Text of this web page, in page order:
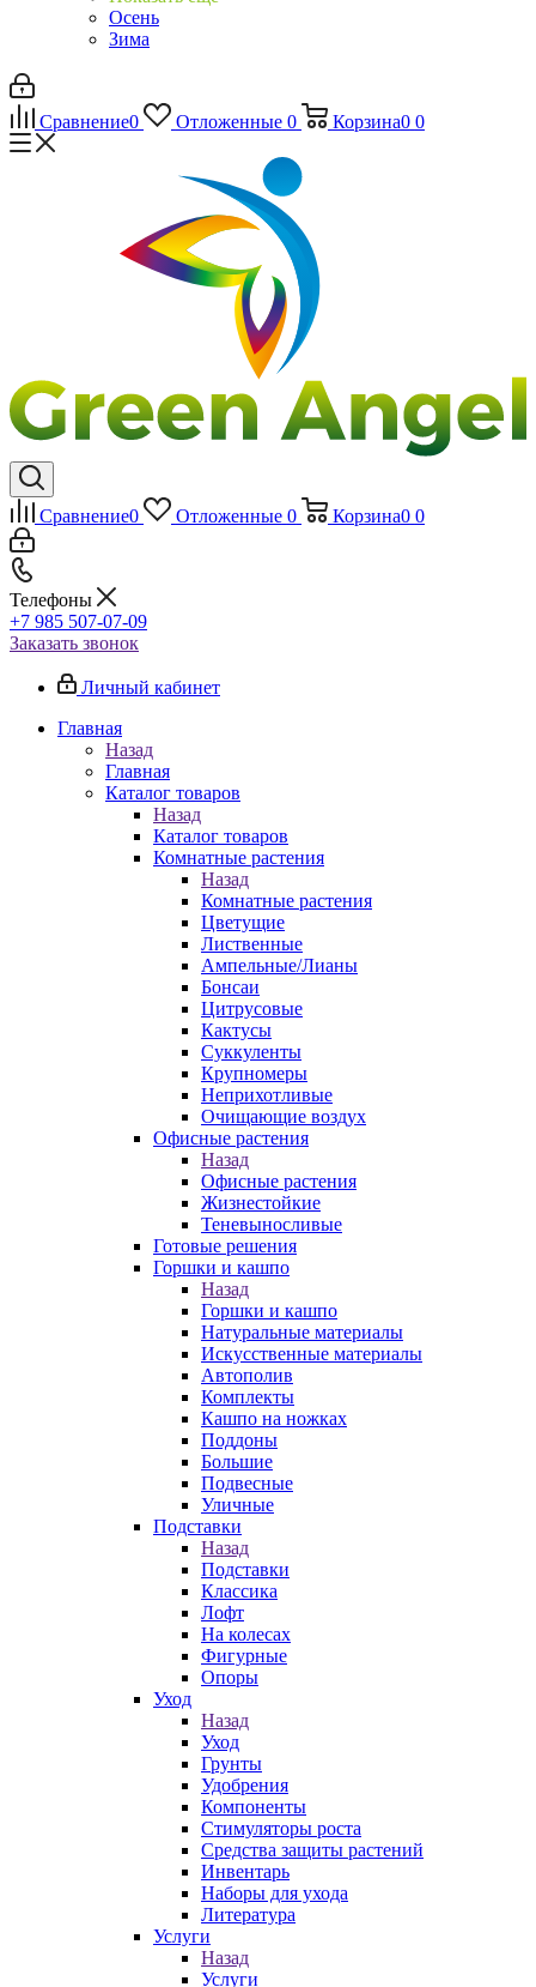
Осень
Зима
Сравнение0 Отложенные 0 Корзина0 0
Сравнение0 Отложенные 0 Корзина0 0
Телефоны
+7 985 507-07-09
Заказать звонок
Личный кабинет
Главная
Назад
Главная
Каталог товаров
Назад
Каталог товаров
Комнатные растения
Назад
Комнатные растения
Цветущие
Лиственные
Ампельные/Лианы
Бонсаи
Цитрусовые
Кактусы
Суккуленты
Крупномеры
Неприхотливые
Очищающие воздух
Офисные растения
Назад
Офисные растения
Жизнестойкие
Теневыносливые
Готовые решения
Горшки и кашпо
Назад
Горшки и кашпо
Натуральные материалы
Искусственные материалы
Автополив
Комплекты
Кашпо на ножках
Поддоны
Большие
Подвесные
Уличные
Подставки
Назад
Подставки
Классика
Лофт
На колесах
Фигурные
Опоры
Уход
Назад
Уход
Грунты
Удобрения
Компоненты
Стимуляторы роста
Средства защиты растений
Инвентарь
Наборы для ухода
Литература
Услуги
Назад
Услуги